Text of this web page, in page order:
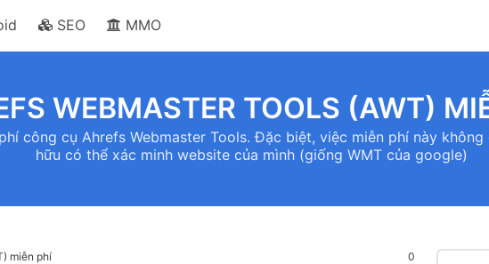
SEO MMO
WEBMASTER TOOLS (AWT)
công cụ Ahrefs Webmaster Tools. Đặc biệt, việc miễn phí này
hữu có thể xác minh website của mình (giống WMT của google)
miễn phí 0